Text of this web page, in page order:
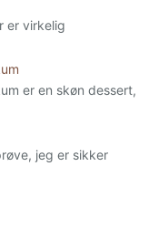
er virkelig
er en skøn dessert,
jeg er sikker